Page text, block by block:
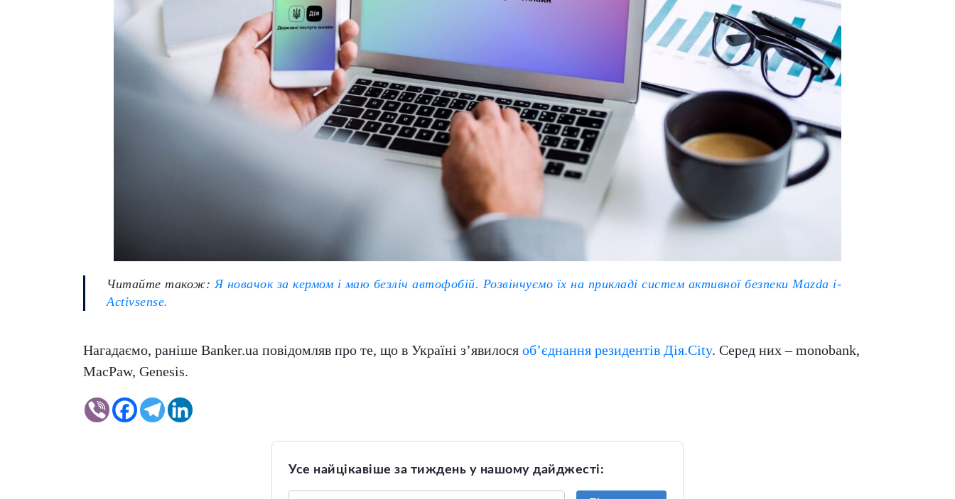
Читайте також:Я новачок за кермом і маю безліч автофобій. Розвінчуємо їх на прикладі cистем активної безпеки Mazda і-
Activsense.
Нагадаємо, раніше Banker.ua повідомляв про те, що в Україні з’явилося об’єднання резидентів Дія.City. Серед них – monobank,
MacPaw, Genesis.
Усе найцікавіше за тиждень у нашому дайджесті: